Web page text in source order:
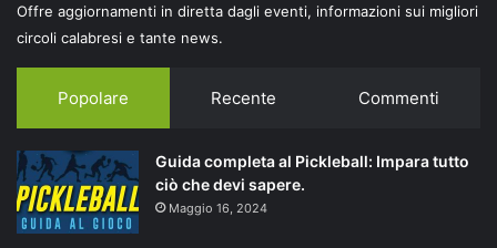
Offre aggiornamenti in diretta dagli eventi, informazioni sui migliori
circoli calabresi e tante news.
Popolare Recente Commenti
Guida completa al Pickleball: Impara tutto
ciò che devi sapere.
Maggio 16, 2024